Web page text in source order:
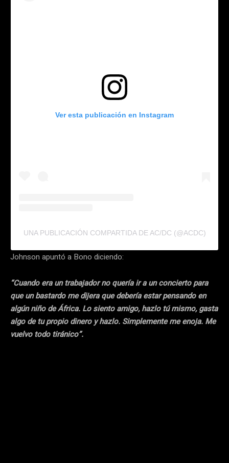
Ver esta publicación en Instagram
UNA PUBLICACIÓN COMPARTIDA DE AC/DC (@ACDC)
Johnson apuntó a Bono diciendo:
“Cuando era un trabajador no quería ir a un concierto para
que un bastardo me dijera que debería estar pensando en
algún niño de África. Lo siento amigo, hazlo tú mismo, gasta
algo de tu propio dinero y hazlo. Simplemente me enoja. Me
vuelvo todo tiránico”.